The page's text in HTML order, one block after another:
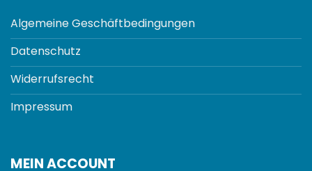
Algemeine Geschäftbedingungen
Datenschutz
Widerrufsrecht
Impressum
MEIN ACCOUNT